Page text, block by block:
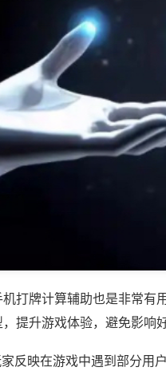
打牌计算辅助也是非常有
提升游戏体验，避免影响
反映在游戏中遇到部分用